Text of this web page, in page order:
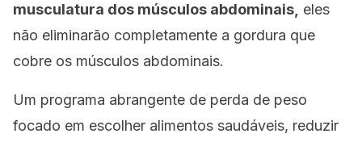
musculatura dos músculos abdominais, eles
não eliminarão completamente a gordura que
cobre os músculos abdominais.
Um programa abrangente de perda de peso
focado em escolher alimentos saudáveis, reduzir